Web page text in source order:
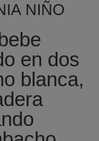
NIÑO
en dos
blanca,